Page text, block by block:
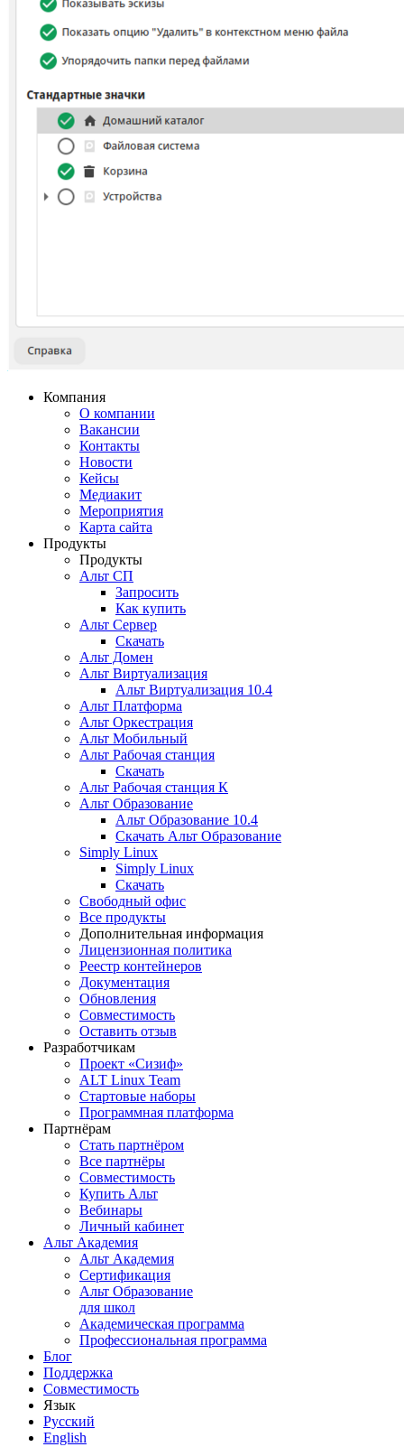
Компания
О компании
Вакансии
Контакты
Новости
Кейсы
Медиакит
Мероприятия
Карта сайта
Продукты
Продукты
Альт СП
Запросить
Как купить
Альт Сервер
Скачать
Альт Домен
Альт Виртуализация
Альт Виртуализация 10.4
Альт Платформа
Альт Оркестрация
Альт Мобильный
Альт Рабочая станция
Скачать
Альт Рабочая станция К
Альт Образование
Альт Образование 10.4
Скачать Альт Образование
Simply Linux
Simply Linux
Скачать
Свободный офис
Все продукты
Дополнительная информация
Лицензионная политика
Реестр контейнеров
Документация
Обновления
Совместимость
Оставить отзыв
Разработчикам
Проект «Сизиф»
ALT Linux Team
Стартовые наборы
Программная платформа
Партнёрам
Стать партнёром
Все партнёры
Совместимость
Купить Альт
Вебинары
Личный кабинет
Альт Академия
Альт Академия
Сертификация
Альт Образование
для школ
Академическая программа
Профессиональная программа
Блог
Поддержка
Совместимость
Язык
Русский
English